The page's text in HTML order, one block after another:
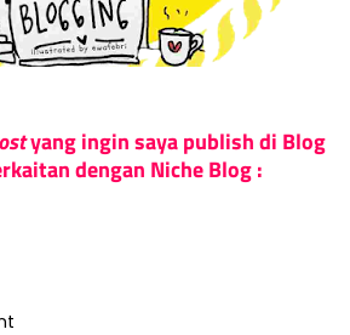
yang ingin saya publish di Blog
dengan Niche Blog :